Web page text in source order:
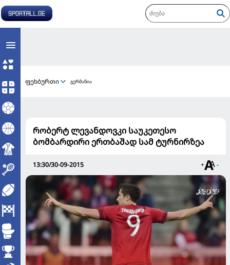
ფეხბურთი გერმანია
რობერტ ლევანდოვკი საუკეთესო
ბომბარდირი ერთბაშად სამ ტურნირზეა
13:30/30-09-2015 + -